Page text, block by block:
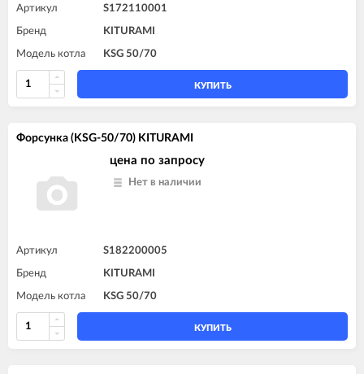
Артикул S172110001
Бренд KITURAMI
Модель котла KSG 50/70
КУПИТЬ
Форсунка (KSG-50/70) KITURAMI
цена по запросу
Нет в наличии
Артикул S182200005
Бренд KITURAMI
Модель котла KSG 50/70
КУПИТЬ